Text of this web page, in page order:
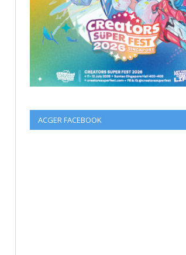
ACGER FACEBOOK